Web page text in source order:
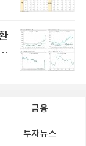
금융
투자뉴스